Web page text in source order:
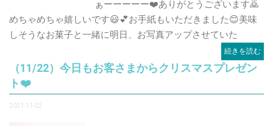
ぁーーーーー❤️ありがとうございます🙇
めちゃめちゃ嬉しいです😃💕お手紙もいただきました😊美味
しそうなお菓子と一緒に明日、お写真アップさせていた
続きを読む
（11/22）今日もお客さまからクリスマスプレゼン
ト❤️
2021-11-22